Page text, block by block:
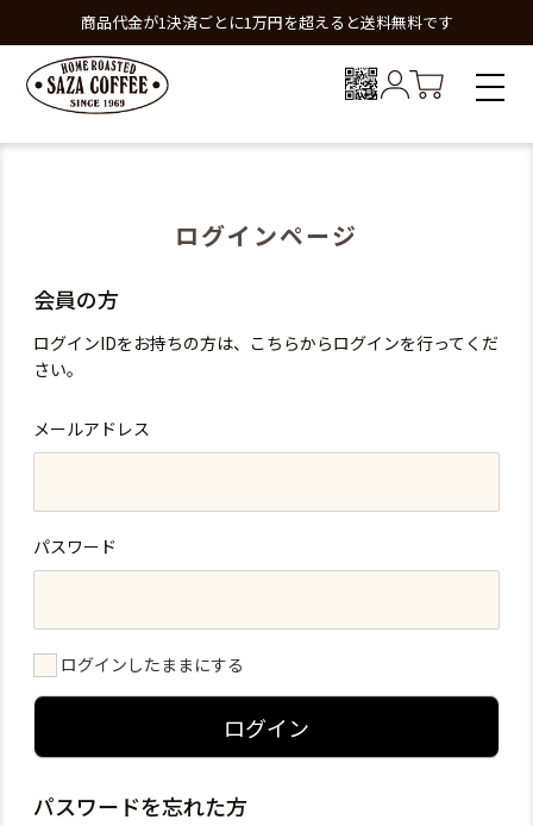
商品代金が1決済ごとに1万円を超えると送料無料です
ログインページ
会員の方
ログインIDをお持ちの方は、こちらからログインを行ってくだ
さい。
メールアドレス
パスワード
ログインしたままにする
ログイン
パスワードを忘れた方